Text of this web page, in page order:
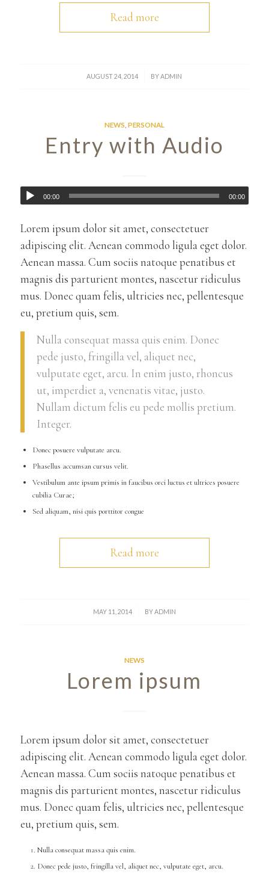
Read more
AUGUST 24, 2014
/ BYADMIN
NEWS PERSONAL
Entry with Audio
00:00 00:00
Lorem ipsum dolor sit amet, consectetuer
adipiscing elit. Aenean commodo ligula eget dolor.
Aenean massa. Cum sociis natoque penatibus et
magnis dis parturient montes, nascetur ridiculus
mus. Donec quam felis, ultricies nec, pellentesque
eu, pretium quis, sem.
Nulla consequat massa quis enim. Donec
pede justo, fringilla vel, aliquet nec,
vulputate eget, arcu. In enim justo, rhoncus
ut, imperdiet a, venenatis vitae, justo.
Nullam dictum felis eu pede mollis pretium.
Integer.
Donec posuere vulputate arcu.
Phasellus accumsan cursus velit.
Vestibulum ante ipsum primis in faucibus orci luctus et ultrices posuere
cubilia Curae;
Sed aliquam, nisi quis porttitor congue
Read more
MAY 11, 2014
/ BYADMIN
NEWS
Lorem ipsum
Lorem ipsum dolor sit amet, consectetuer
adipiscing elit. Aenean commodo ligula eget dolor.
Aenean massa. Cum sociis natoque penatibus et
magnis dis parturient montes, nascetur ridiculus
mus. Donec quam felis, ultricies nec, pellentesque
eu, pretium quis, sem.
Nulla consequat massa quis enim.
Donec pede justo, fringilla vel, aliquet nec, vulputate eget, arcu.